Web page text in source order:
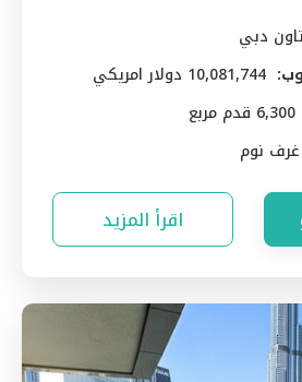
دبي
10,081,744 دولار امريكي
6,300 قدم مربع
اقرأ المزيد